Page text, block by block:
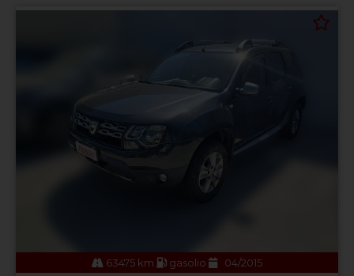
63475 km gasolio 04/2015